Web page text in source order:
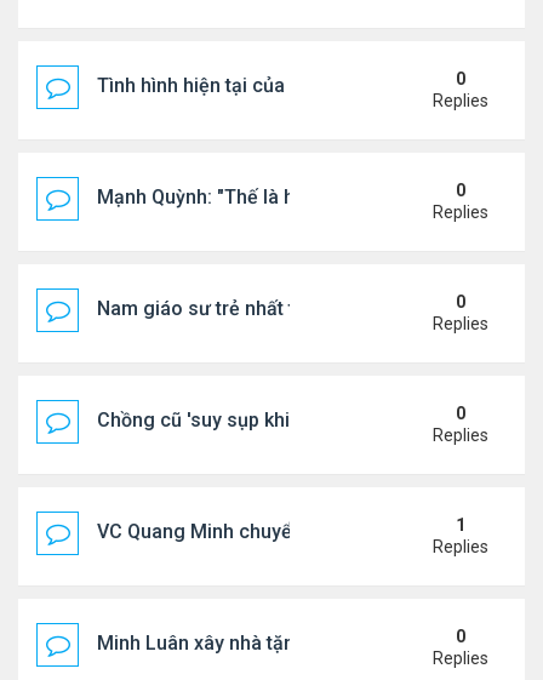
Tình hình hiện tại của Quang Lê
0
Replies
Mạnh Quỳnh: "Thế là hết"
0
Replies
Nam giáo sư trẻ nhất thế giới ở tuổi 18
0
Replies
Chồng cũ 'suy sụp khi biết tin Nicole Kidman có
0
Replies
VC Quang Minh chuyển về tổ ấm
1
Replies
Minh Luân xây nhà tặng cha mẹ
0
Replies